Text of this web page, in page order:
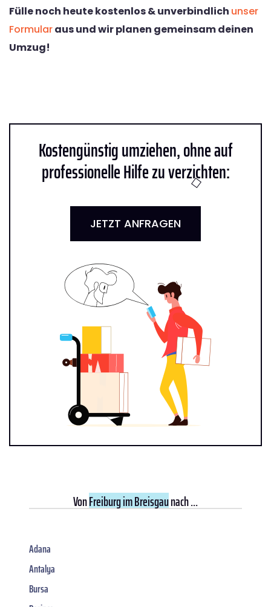
Fülle noch heute kostenlos & unverbindlich unser
Formularaus und wir planen gemeinsam deinen
Umzug!
Kostengünstig umziehen, ohne auf
professionelle Hilfe zu verzichten:
JETZT ANFRAGEN
VonFreiburg im Breisgaunach ...
Adana
Antalya
Bursa